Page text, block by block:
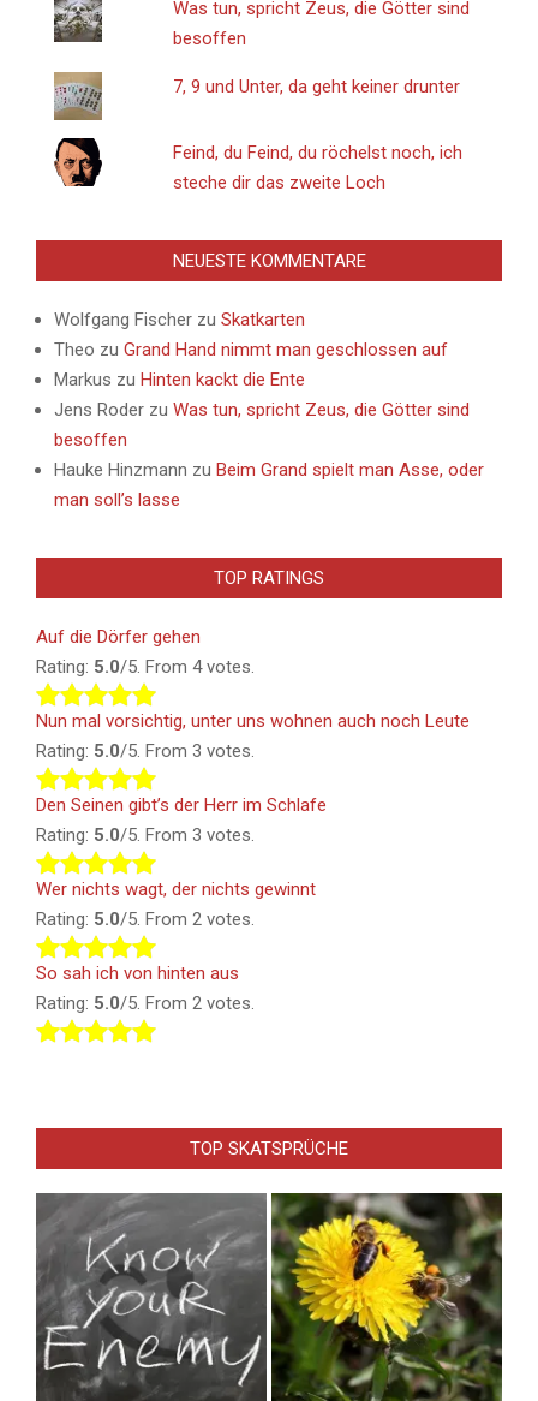
Was tun, spricht Zeus, die Götter sind
besoffen
7, 9 und Unter, da geht keiner drunter
Feind, du Feind, du röchelst noch, ich
steche dir das zweite Loch
NEUESTE KOMMENTARE
Wolfgang Fischer zu Skatkarten
Theo zu Grand Hand nimmt man geschlossen auf
Markus zu Hinten kackt die Ente
Jens Roder zu Was tun, spricht Zeus, die Götter sind
besoffen
Hauke Hinzmann zu Beim Grand spielt man Asse, oder
man soll’s lasse
TOP RATINGS
Auf die Dörfer gehen
Rating: 5.0/5. From 4 votes.
Nun mal vorsichtig, unter uns wohnen auch noch Leute
Rating: 5.0/5. From 3 votes.
Den Seinen gibt’s der Herr im Schlafe
Rating: 5.0/5. From 3 votes.
Wer nichts wagt, der nichts gewinnt
Rating: 5.0/5. From 2 votes.
So sah ich von hinten aus
Rating: 5.0/5. From 2 votes.
TOP SKATSPRÜCHE